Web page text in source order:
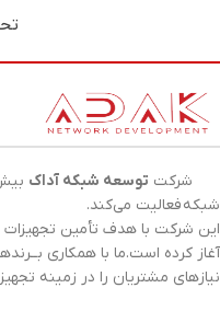
شرکت توسعه شبکه آداک
شبکهفعالیت می‌کند.
این شرکت با هدف تأمین تجهیزات
آغاز کرده است.ما با همکاری
نیازهای مشتریان را در زمینه